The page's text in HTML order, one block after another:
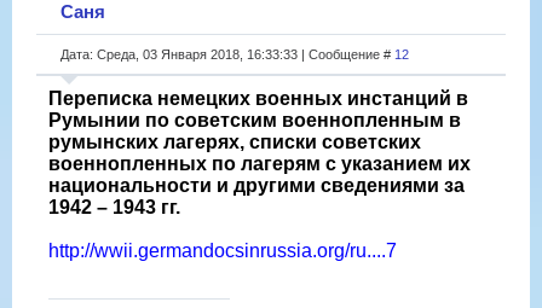
Саня
Дата: Среда, 03 Января 2018, 16:33:33 | Сообщение # 12
Переписка немецких военных инстанций в
Румынии по советским военнопленным в
румынских лагерях, списки советских
военнопленных по лагерям с указанием их
национальности и другими сведениями за
1942 – 1943 гг.
http://wwii.germandocsinrussia.org/ru....7